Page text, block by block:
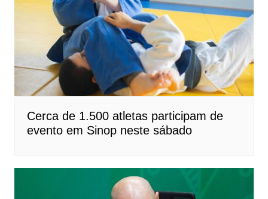
Cerca de 1.500 atletas participam de
evento em Sinop neste sábado